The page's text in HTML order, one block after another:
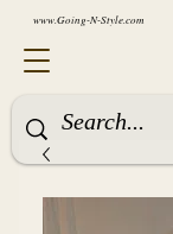
www.Going-N-Style.com